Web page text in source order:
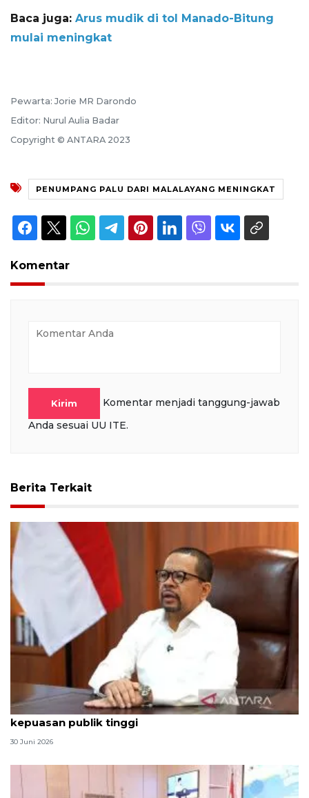
Baca juga: Arus mudik di tol Manado-Bitung
mulai meningkat
Pewarta: Jorie MR Darondo
Editor: Nurul Aulia Badar
Copyright © ANTARA 2023
PENUMPANG PALU DARI MALALAYANG MENINGKAT
Komentar
Kirim
Komentar menjadi tanggung-jawab
Anda sesuai UU ITE.
Berita Terkait
Qodari: Pemerintah tak puas diri meski tingkat
kepuasan publik tinggi
30 Juni 2026